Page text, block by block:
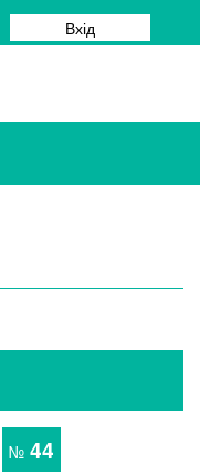
Вхід
№ 44